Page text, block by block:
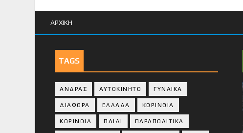
ΑΡΧΙΚΗ
TAGS
ΑΝΔΡΑΣ ΑΥΤΟΚΙΝΗΤΟ ΓΥΝΑΙΚΑ
ΔΙΑΦΟΡΑ ΕΛΛΑΔΑ ΚΟΡΙΝΘΙΑ
ΚΟΡΙΝΘΙA ΠΑΙΔΙ ΠΑΡΑΠΟΛΙΤΙΚΑ